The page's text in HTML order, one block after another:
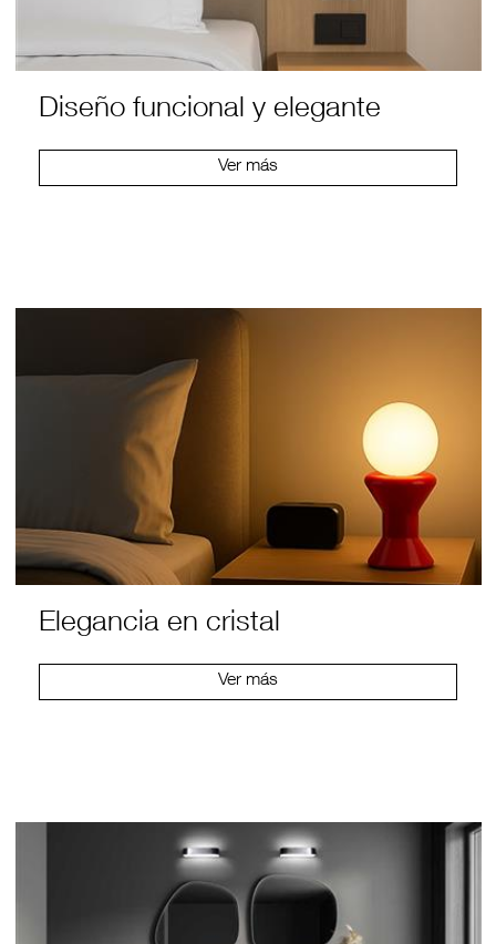
Diseño funcional y elegante
Ver más
Elegancia en cristal
Ver más